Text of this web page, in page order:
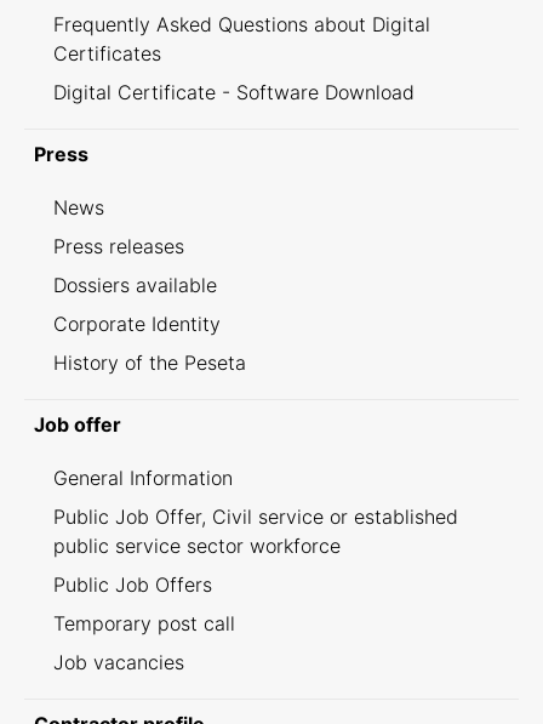
Frequently Asked Questions about Digital
Certificates
Digital Certificate - Software Download
Press
News
Press releases
Dossiers available
Corporate Identity
History of the Peseta
Job offer
General Information
Public Job Offer, Civil service or established
public service sector workforce
Public Job Offers
Temporary post call
Job vacancies